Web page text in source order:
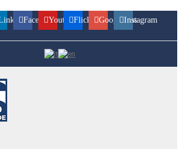
FacebookYoutubeFlickr GoogleplusInstagram